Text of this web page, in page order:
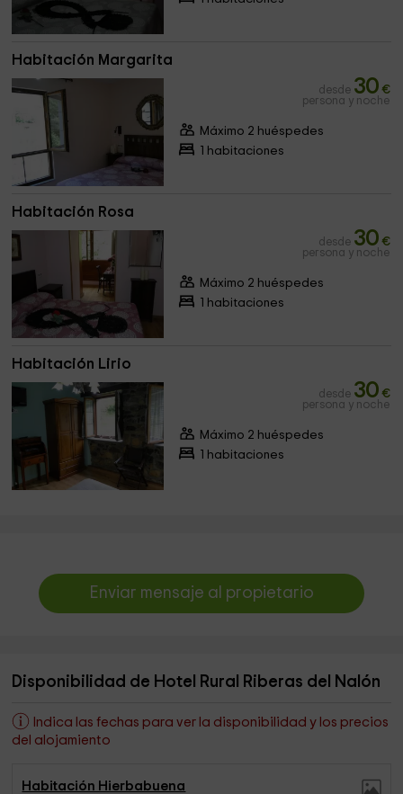
Habitación Margarita
desde 30 €
persona y noche
Máximo 2 huéspedes
1 habitaciones
Habitación Rosa
desde 30 €
persona y noche
Máximo 2 huéspedes
1 habitaciones
Habitación Lirio
desde 30 €
persona y noche
Máximo 2 huéspedes
1 habitaciones
Enviar mensaje al propietario
Disponibilidad de Hotel Rural Riberas del Nalón
Indica las fechas para ver la disponibilidad y los precios
del alojamiento
Habitación Hierbabuena